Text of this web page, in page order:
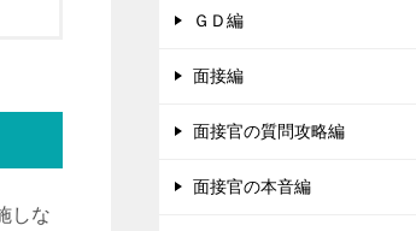
しな
ＧＤ編
面接編
面接官の質問攻略編
面接官の本音編